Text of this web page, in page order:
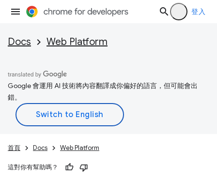
登入
Docs Web Platform
Google 會運用 AI 技術將內容翻譯成你偏好的語言，但可能會出
錯。
首頁 Docs Web Platform
這對你有幫助嗎？